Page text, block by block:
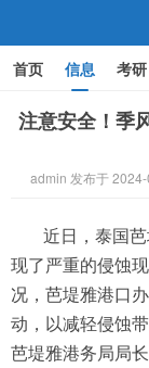
首页 信息 考研
文化 家庭教育
注意安全！季
admin 发布于
近日，泰国
现了严重的侵蚀
况，芭堤雅港口
动，以减轻侵蚀带
芭堤雅港务局局